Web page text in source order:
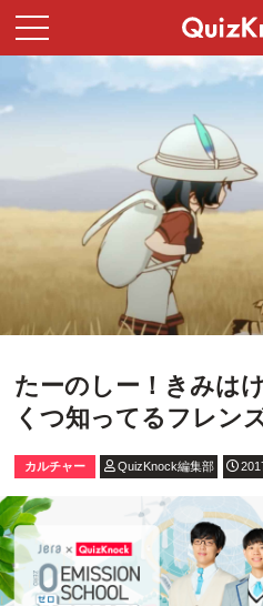
たーのしー！きみは
くつ知ってるフレン
カルチャー QuizKnock編集部